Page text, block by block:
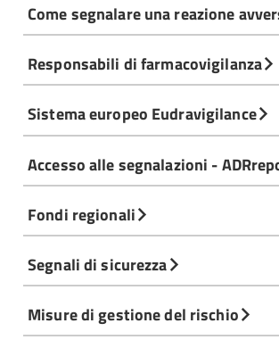
Come segnalare una reazione
Responsabili di farmacovigilanza
Sistema europeo Eudravigilance
Accesso alle segnalazioni -
Fondi regionali
Segnali di sicurezza
Misure di gestione del rischio